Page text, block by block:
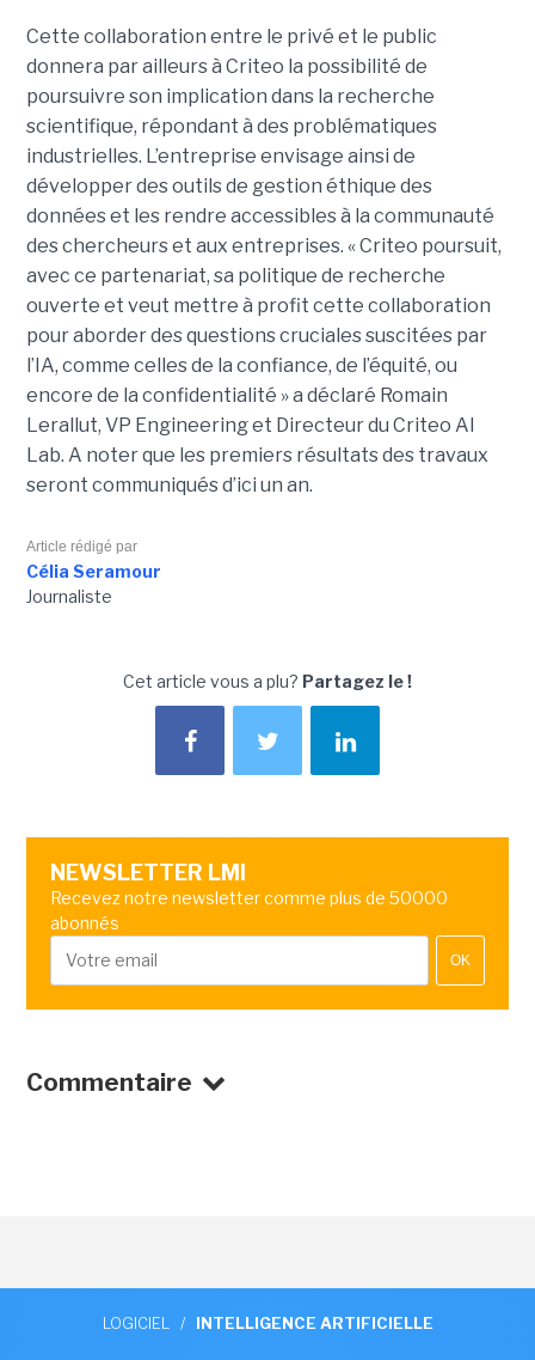
Cette collaboration entre le privé et le public
donnera par ailleurs à Criteo la possibilité de
poursuivre son implication dans la recherche
scientifique, répondant à des problématiques
industrielles. L’entreprise envisage ainsi de
développer des outils de gestion éthique des
données et les rendre accessibles à la communauté
des chercheurs et aux entreprises. « Criteo poursuit,
avec ce partenariat, sa politique de recherche
ouverte et veut mettre à profit cette collaboration
pour aborder des questions cruciales suscitées par
l’IA, comme celles de la confiance, de l’équité, ou
encore de la confidentialité » a déclaré Romain
Lerallut, VP Engineering et Directeur du Criteo AI
Lab. A noter que les premiers résultats des travaux
seront communiqués d’ici un an.
Article rédigé par
Célia Seramour
Journaliste
Cet article vous a plu? Partagez le !
NEWSLETTER LMI
Recevez notre newsletter comme plus de 50000
abonnés
OK
Commentaire
LOGICIEL / INTELLIGENCE ARTIFICIELLE